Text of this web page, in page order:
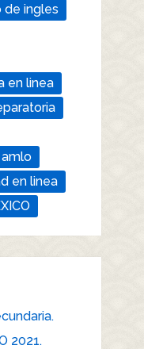
de ingles
en linea
en linea
2021.